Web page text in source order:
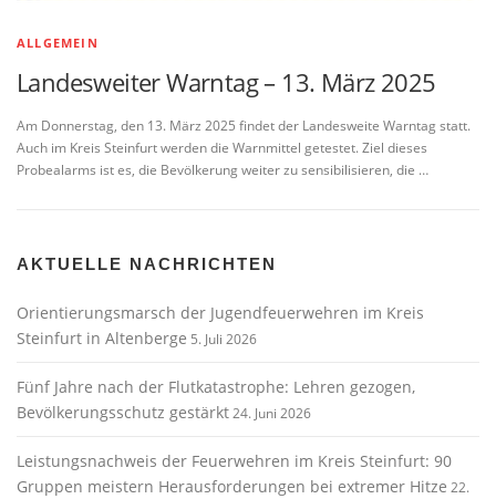
ALLGEMEIN
Landesweiter Warntag – 13. März 2025
Am Donnerstag, den 13. März 2025 findet der Landesweite Warntag statt.
Auch im Kreis Steinfurt werden die Warnmittel getestet. Ziel dieses
Probealarms ist es, die Bevölkerung weiter zu sensibilisieren, die …
AKTUELLE NACHRICHTEN
Orientierungsmarsch der Jugendfeuerwehren im Kreis
Steinfurt in Altenberge 5. Juli 2026
Fünf Jahre nach der Flutkatastrophe: Lehren gezogen,
Bevölkerungsschutz gestärkt24. Juni 2026
Leistungsnachweis der Feuerwehren im Kreis Steinfurt: 90
Gruppen meistern Herausforderungen bei extremer Hitze 22.